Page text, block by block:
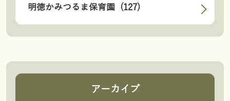
明徳かみつるま保育園 (127)
アーカイブ